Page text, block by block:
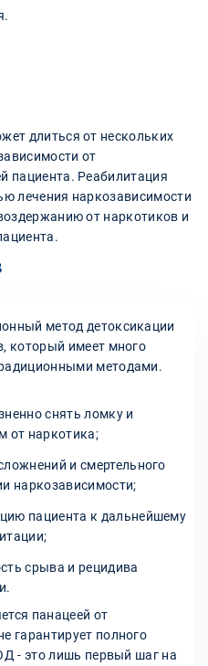
длиться от нескольких
от
пациента. Реабилитация
лечения наркозависимости
от наркотиков и
метод детоксикации
который имеет много
методами.
снять ломку и
от наркотика;
и смертельного
наркозависимости;
пациента к дальнейшему
срыва и рецидива
панацеей от
гарантирует полного
- это лишь первый шаг на